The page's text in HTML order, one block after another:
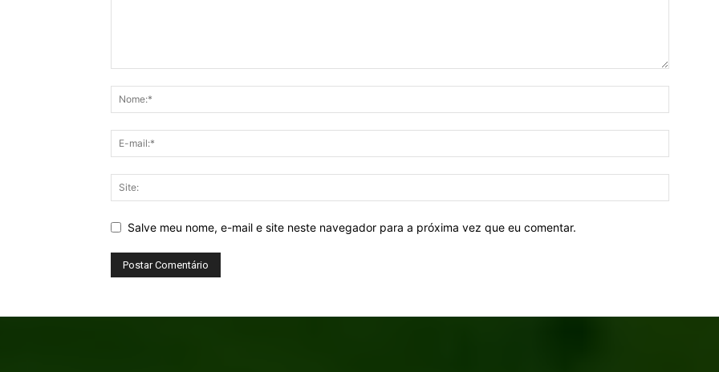
Salve meu nome, e-mail e site neste navegador para a próxima vez que eu comentar.